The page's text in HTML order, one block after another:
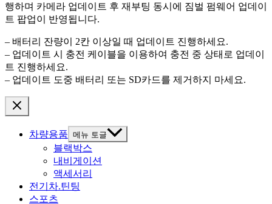
행하며 카메라 업데이트 후 재부팅 동시에 짐벌 펌웨어 업데이
트 팝업이 반영됩니다.
– 배터리 잔량이 2칸 이상일 때 업데이트 진행하세요.
– 업데이트 시 충전 케이블을 이용하여 충전 중 상태로 업데이
트 진행하세요.
– 업데이트 도중 배터리 또는 SD카드를 제거하지 마세요.
차량용품 메뉴 토글
블랙박스
내비게이션
액세서리
전기차.틴팅
스포츠